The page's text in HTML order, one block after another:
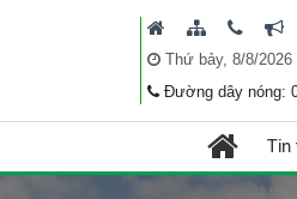
Thứ bảy, 8/8/2026
Đường dây nóng:
Tin